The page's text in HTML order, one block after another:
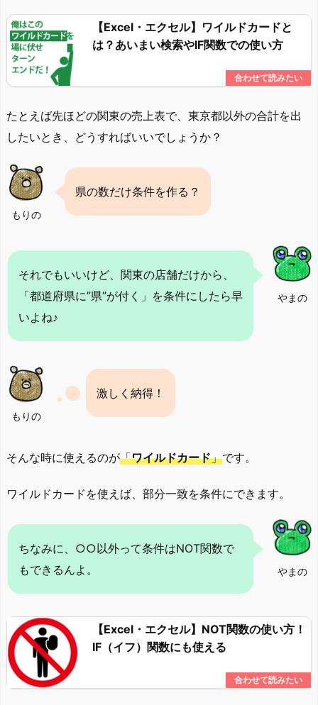
【Excel・エクセル】ワイルドカードと
は？あいまい検索やIF関数での使い方
たとえば先ほどの関東の売上表で、東京都以外の合計を出
したいとき、どうすればいいでしょうか？
もりの
県の数だけ条件を作る？
やまの
それでもいいけど、関東の店舗だけから、
「都道府県に”県”が付く」を条件にしたら早
いよね♪
もりの
激しく納得！
そんな時に使えるのが「ワイルドカード」です。
ワイルドカードを使えば、部分一致を条件にできます。
やまの
ちなみに、○○以外って条件はNOT関数で
もできるんよ。
【Excel・エクセル】NOT関数の使い方！
IF（イフ）関数にも使える